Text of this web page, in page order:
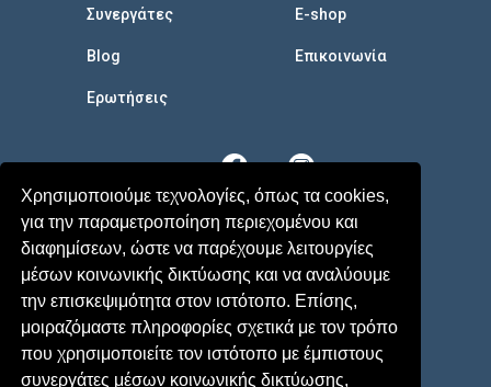
Χρησιμοποιούμε τεχνολογίες, όπως τα cookies,
για την παραμετροποίηση περιεχομένου και
διαφημίσεων, ώστε να παρέχουμε λειτουργίες
μέσων κοινωνικής δικτύωσης και να αναλύουμε
την επισκεψιμότητα στον ιστότοπο. Επίσης,
μοιραζόμαστε πληροφορίες σχετικά με τον τρόπο
που χρησιμοποιείτε τον ιστότοπο με έμπιστους
συνεργάτες μέσων κοινωνικής δικτύωσης,
Συνεργάτες
Blog
Eρωτήσεις
E-shop
Επικοινωνία